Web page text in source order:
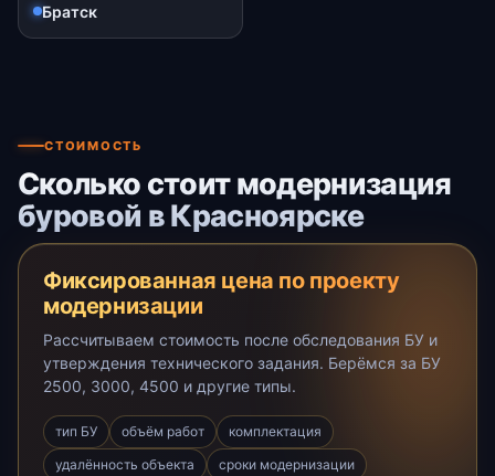
Братск
СТОИМОСТЬ
Сколько стоит модернизация
буровой в Красноярске
Фиксированная цена по проекту
модернизации
Рассчитываем стоимость после обследования БУ и
утверждения технического задания. Берёмся за БУ
2500, 3000, 4500 и другие типы.
тип БУ объём работ
комплектация
удалённость объекта
сроки модернизации